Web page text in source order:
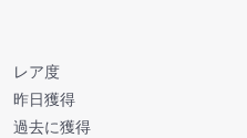
レア度
昨日獲得
過去に獲得